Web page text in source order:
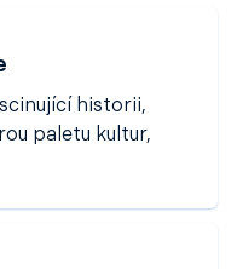
města jako
se v rušných
. Milovníky
historii,
paletu kultur,